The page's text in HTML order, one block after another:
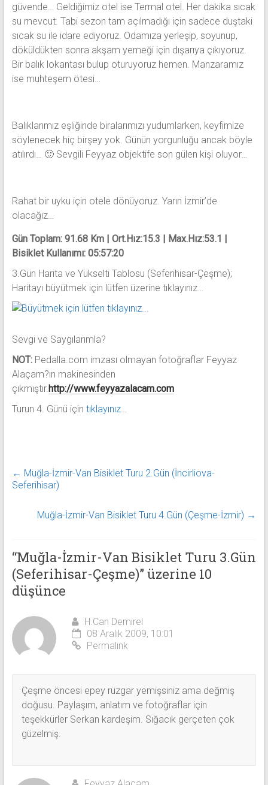
güvende… Geldiğimiz otel ise Termal otel. Her dakika sıcak
su mevcut. Tabi sezon tam açılmadığı için sadece duştaki
sıcak su ile idare ediyoruz. Odamıza yerleşip, soyunup,
döküldükten sonra akşam yemeği için dışarıya çıkıyoruz.
Bir balık lokantası bulup oturuyoruz hemen. Manzaramız
ise muhteşem ötesi…
Balıklarımız eşliğinde biralarımızı yudumlarken, keyfimize
söylenecek hiç birşey yok. Günün yorgunluğu ancak böyle
atılırdı… 🙂 Sevgili Feyyaz objektife son gülen kişi oluyor…
Rahat bir uyku için otele dönüyoruz. Yarın İzmir’de
olacağız…
Gün Toplam: 91.68 Km| Ort.Hız:15.3 Max.Hız:53.1
Bisiklet Kullanımı: 05:57:20
3.Gün Harita ve Yükselti Tablosu (Seferihisar-Çeşme);
Haritayı büyütmek için lütfen üzerine tıklayınız…
Sevgi ve Saygılarımla?
NOT:Pedalla.com imzası olmayan fotoğraflar Feyyaz
Alaçam?ın makinesinden
çıkmıştır.http://www.feyyazalacam.com
Turun 4. Günü için tıklayınız…
← Muğla-İzmir-Van Bisiklet Turu 2.Gün (İncirliova-
Seferihisar)
Muğla-İzmir-Van Bisiklet Turu 4.Gün (Çeşme-İzmir) →
“Muğla-İzmir-Van Bisiklet Turu 3.Gün
(Seferihisar-Çeşme)” üzerine 10
düşünce
H.Can Demirel
08 Aralık 2009, 10:01
Permalink
Çeşme öncesi epey rüzgar yemişsiniz ama değmiş
doğusu. Paylaşım, anlatım ve fotoğraflar için
teşekkürler Serkan kardeşim. Sığacık gerçeten çok
güzelmiş.